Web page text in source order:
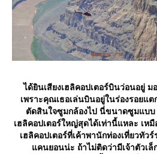
ได้ยินเสียงเฮลิคอปเตอร์บินว่อนอยู่ ม
เพราะคุณเธอเล่นบินอยู่ในร่องรอย
ตัดสินใจซูมกล้องไป นี่ขนาดซูมแบบ
เฮลิคอปเตอร์ใหญ่สุดได้เท่านี้แหละ เห
เฮลิคอปเตอร์ที่เค้าพานักท่องเที่ยวทัว
คนยอนน่ะ ถ้าไม่ติดว่ามีเจ้าตัวเล็